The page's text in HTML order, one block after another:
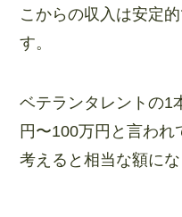
こからの収入は安定
す。
ベテランタレントの1
円〜100万円と言わ
考えると相当な額にな